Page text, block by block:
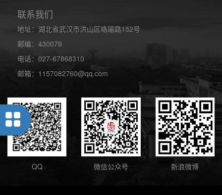
联系我们
地址：湖北省武汉市洪山区珞瑜路152号
邮编：430079
电话：027-67868310
邮箱：1157082760@qq.com
QQ 微信公众号 新浪微博